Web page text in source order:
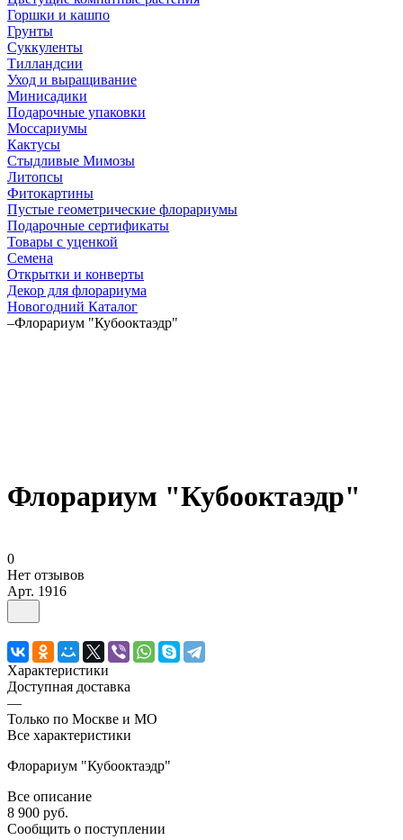
Горшки и кашпо
Грунты
Суккуленты
Тилландсии
Уход и выращивание
Минисадики
Подарочные упаковки
Моссариумы
Кактусы
Стыдливые Мимозы
Литопсы
Фитокартины
Пустые геометрические флорариумы
Подарочные сертификаты
Товары с уценкой
Семена
Открытки и конверты
Декор для флорариума
Новогодний Каталог
–Флорариум "Кубооктаэдр"
Флорариум "Кубооктаэдр"
0
Нет отзывов
Арт. 1916
Характеристики
Доступная доставка
—
Только по Москве и МО
Все характеристики
Флорариум "Кубооктаэдр"
Все описание
8 900 руб.
Сообщить о поступлении